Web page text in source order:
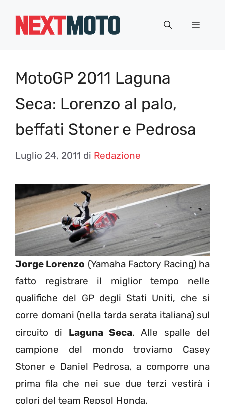
Menu
MotoGP 2011 Laguna
Seca: Lorenzo al palo,
beffati Stoner e Pedrosa
Luglio 24, 2011 di Redazione
Jorge Lorenzo (Yamaha Factory Racing) ha
fatto registrare il miglior tempo nelle
qualifiche del GP degli Stati Uniti, che si
corre domani (nella tarda serata italiana) sul
circuito di Laguna Seca. Alle spalle del
campione del mondo troviamo Casey
Stoner e Daniel Pedrosa, a comporre una
prima fila che nei sue due terzi vestirà i
colori del team Repsol Honda.